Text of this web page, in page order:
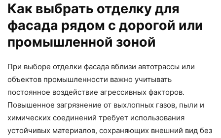
Как выбрать отделку для
фасада рядом с дорогой или
промышленной зоной
При выборе отделки фасада вблизи автотрассы или
объектов промышленности важно учитывать
постоянное воздействие агрессивных факторов.
Повышенное загрязнение от выхлопных газов, пыли и
химических соединений требует использования
устойчивых материалов, сохраняющих внешний вид без